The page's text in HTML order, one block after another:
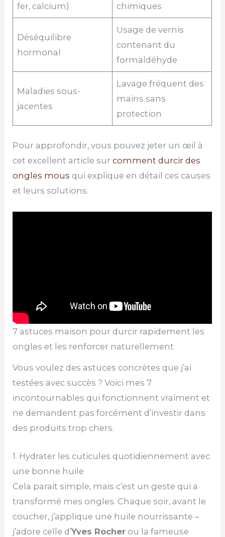
fer, calcium)
chimiques
Déséquilibre
hormonal
Usage de vernis
contenant du
formaldéhyde
Maladies sous-
jacentes
Lavage fréquent des
mains sans
protection
Pour approfondir, vous pouvez jeter un œil à
cet excellent article surcomment durcir des
ongles mous qui explique en détail ces causes
et leurs solutions.
7 astuces maison pour durcir rapidement les
ongles et les renforcer naturellement
Vous voulez des astuces concrètes que j’ai
testées avec succès ? Voici mes 7
incontournables qui fonctionnent vraiment et
ne demandent pas forcément d’investir dans
des produits trop chers.
1. Hydrater les cuticules quotidiennement avec
une bonne huile
Cela parait simple, mais c’est un geste qui a
transformé mes ongles. Chaque soir, avant le
coucher, j’applique une huile nourrissante –
j’adore celle d’Yves Rocher ou la fameuse